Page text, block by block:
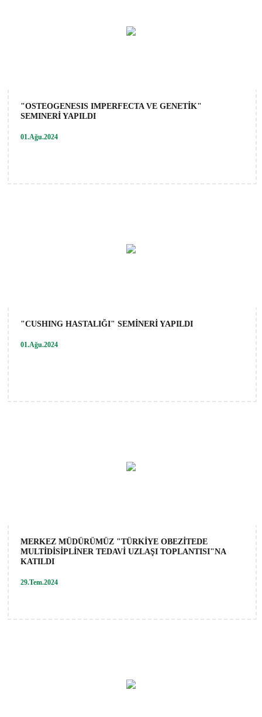
"OSTEOGENESIS IMPERFECTA VE GENETİK"
SEMINERİ YAPILDI
01.Ağu.2024
"CUSHING HASTALIĞI" SEMİNERİ YAPILDI
01.Ağu.2024
MERKEZ MÜDÜRÜMÜZ "TÜRKİYE OBEZİTEDE
MULTİDİSİPLİNER TEDAVİ UZLAŞI TOPLANTISI"NA
KATILDI
29.Tem.2024